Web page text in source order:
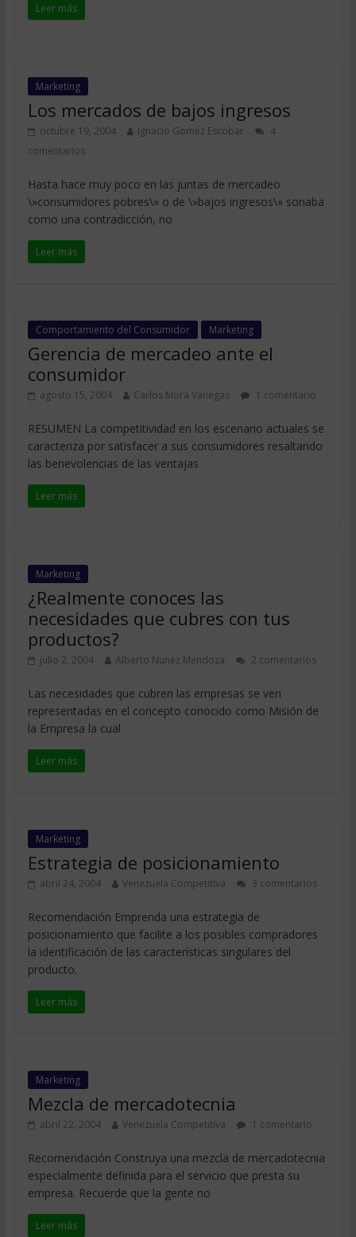
Leer más
Marketing
Los mercados de bajos ingresos
octubre 19, 2004 Ignacio Gomez Escobar
4
comentarios
Hasta hace muy poco en las juntas de mercadeo
\»consumidores pobres\» o de \»bajos ingresos\» sonaba
como una contradicción, no
Leer más
Comportamiento del Consumidor Marketing
Gerencia de mercadeo ante el
consumidor
agosto 15, 2004 Carlos Mora Vanegas 1 comentario
RESUMEN La competitividad en los escenario actuales se
caracteriza por satisfacer a sus consumidores resaltando
las benevolencias de las ventajas
Leer más
Marketing
¿Realmente conoces las
necesidades que cubres con tus
productos?
julio 2, 2004 Alberto Nunez Mendoza 2 comentarios
Las necesidades que cubren las empresas se ven
representadas en el concepto conocido como Misión de
la Empresa la cual
Leer más
Marketing
Estrategia de posicionamiento
abril 24, 2004 Venezuela Competitiva 3 comentarios
Recomendación Emprenda una estrategia de
posicionamiento que facilite a los posibles compradores
la identificación de las características singulares del
producto.
Leer más
Marketing
Mezcla de mercadotecnia
abril 22, 2004 Venezuela Competitiva 1 comentario
Recomendación Construya una mezcla de mercadotecnia
especialmente definida para el servicio que presta su
empresa. Recuerde que la gente no
Leer más